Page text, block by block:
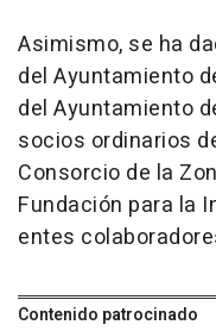
Asimismo, se ha
del Ayuntamiento
del Ayuntamiento
socios ordinarios
Consorcio de la
Fundación para la
entes
Contenido patrocinado